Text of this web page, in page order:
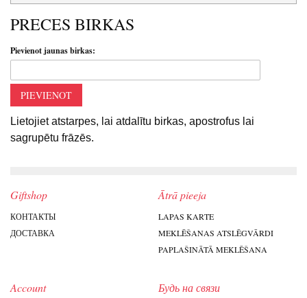
PRECES BIRKAS
Pievienot jaunas birkas:
PIEVIENOT
Lietojiet atstarpes, lai atdalītu birkas, apostrofus lai
sagrupētu frāzēs.
Giftshop
КОНТАКТЫ
ДОСТАВКА
Ātrā pieeja
LAPAS KARTE
MEKLĒŠANAS ATSLĒGVĀRDI
PAPLAŠINĀTĀ MEKLĒŠANA
Account Будь на связи